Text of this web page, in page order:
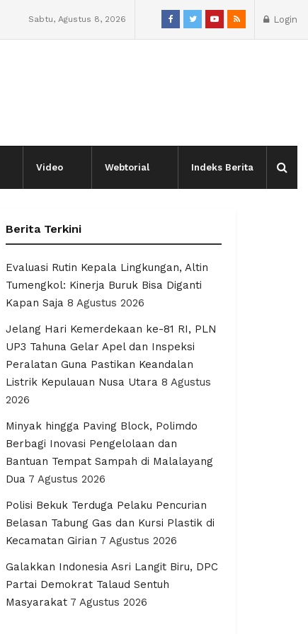
Sabtu, Agustus 8, 2026 Login
Video Webtorial Indeks Berita
Berita Terkini
Evaluasi Rutin Kepala Lingkungan, Altin
Tumengkol: Kinerja Buruk Bisa Diganti
Kapan Saja 8 Agustus 2026
Jelang Hari Kemerdekaan ke-81 RI, PLN
UP3 Tahuna Gelar Apel dan Inspeksi
Peralatan Guna Pastikan Keandalan
Listrik Kepulauan Nusa Utara 8 Agustus
2026
Minyak hingga Paving Block, Polimdo
Berbagi Inovasi Pengelolaan dan
Bantuan Tempat Sampah di Malalayang
Dua 7 Agustus 2026
Polisi Bekuk Terduga Pelaku Pencurian
Belasan Tabung Gas dan Kursi Plastik di
Kecamatan Girian 7 Agustus 2026
Galakkan Indonesia Asri Langit Biru, DPC
Partai Demokrat Talaud Sentuh
Masyarakat 7 Agustus 2026